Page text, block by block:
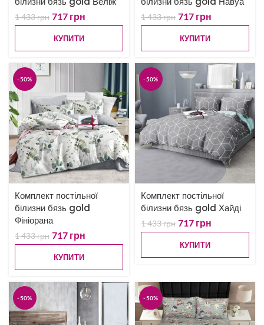
1 433грн 717 грн
КУПИТИ
1 433грн 717 грн
КУПИТИ
-50%
Комплект постільної
білизни бязь gold
Фініорана
1 433грн 717 грн
КУПИТИ
-50%
Комплект постільної
білизни бязь gold Хайді
1 433грн 717 грн
КУПИТИ
-50% -50%